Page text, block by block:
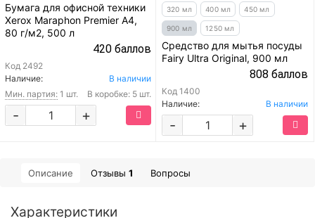
Бумага для офисной техники
Xerox Maraphon Premier A4,
80 г/м2, 500 л
420 баллов
Код 2492
Наличие:
В наличии
Мин. партия: 1 шт. В коробке: 5 шт.
+
-
320 мл 400 мл 450 мл
900 мл 1250 мл
Средство для мытья посуды
Fairy Ultra Original, 900 мл
808 баллов
Код 1400
Наличие:
В наличии
+
-
Описание Отзывы 1 Вопросы
Характеристики